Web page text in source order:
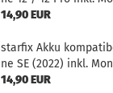
14,90 EUR
star­fix Akku
ne SE (2022) inkl.
14,90 EUR